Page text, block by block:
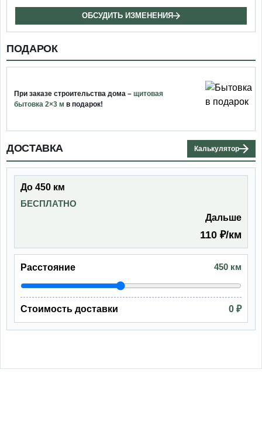
ОБСУДИТЬ ИЗМЕНЕНИЯ
ПОДАРОК
При заказе строительства дома – щитовая
бытовка 2×3 м в подарок!
ДОСТАВКА Калькулятор
До 450 км
БЕСПЛАТНО
Дальше
110 ₽/км
Расстояние 450 км
Стоимость доставки 0 ₽